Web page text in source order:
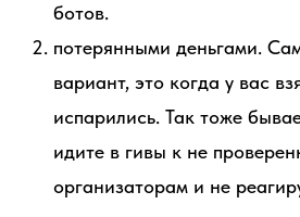
ботов.
потерянными деньгами.
вариант, это когда у вас
испарились. Так тоже
идите в гивы к не
организаторам и не